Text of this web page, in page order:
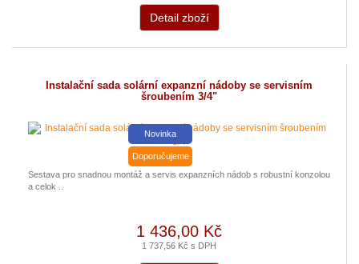
Detail zboží
Instalační sada solární expanzní nádoby se servisním
šroubením 3/4"
Novinka
Doporučujeme
Sestava pro snadnou montáž a servis expanzních nádob s robustní konzolou
a celok ..
1 436,00 Kč
1 737,56 Kč s DPH